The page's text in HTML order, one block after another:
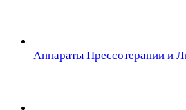
Аппараты Прессотерапии и